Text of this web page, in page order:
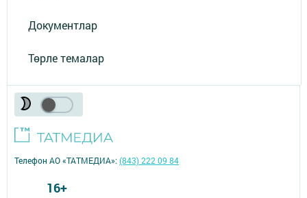
Документлар
Төрле темалар
Телефон АО «ТАТМЕДИА»:(843) 222 09 84
16+